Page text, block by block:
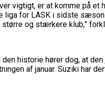
vigtigt, er at komme på
for LASK i sidste
og stærkere klub,”
historie hører dog, at
af januar. Suziki har